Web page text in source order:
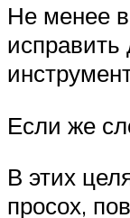
Не менее
Если же
В этих
просох,